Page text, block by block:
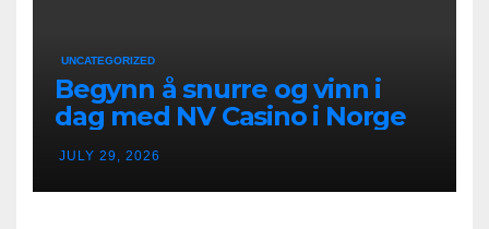
UNCATEGORIZED
Begynn å snurre og vinn i
dag med NV Casino i Norge
JULY 29, 2026